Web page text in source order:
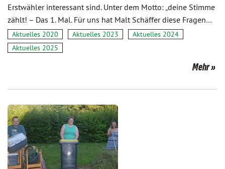
Erstwähler interessant sind. Unter dem Motto: „deine Stimme
zählt! – Das 1. Mal. Für uns hat Malt Schäffer diese Fragen…
Aktuelles 2020 Aktuelles 2023
Aktuelles 2024
Aktuelles 2025
Mehr